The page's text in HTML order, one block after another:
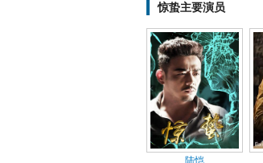
惊蛰主要演员
陆恺